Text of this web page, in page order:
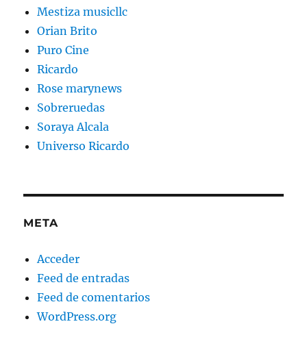
Mestiza musicllc
Orian Brito
Puro Cine
Ricardo
Rose marynews
Sobreruedas
Soraya Alcala
Universo Ricardo
META
Acceder
Feed de entradas
Feed de comentarios
WordPress.org